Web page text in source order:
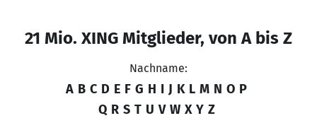
21 Mio. XING Mitglieder, von A bis Z
Nachname:
A B C D E F G H I J K L M N O P
Q R S T U V W X Y Z